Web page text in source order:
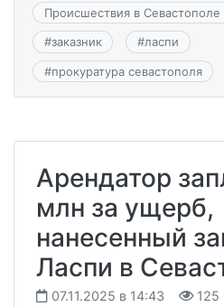
Происшествия в
#заказник #ласпи
#прокуратура севастополя
Арендатор
млн за ущерб,
нанесенный
Ласпи в
07.11.2025 в 14:43 125